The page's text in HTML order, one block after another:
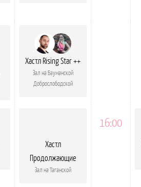
Хастл Rising Star ++
Зал на Бауманской
Доброслободской
Хастл
Продолжающие
Зал на Таганской
16:00